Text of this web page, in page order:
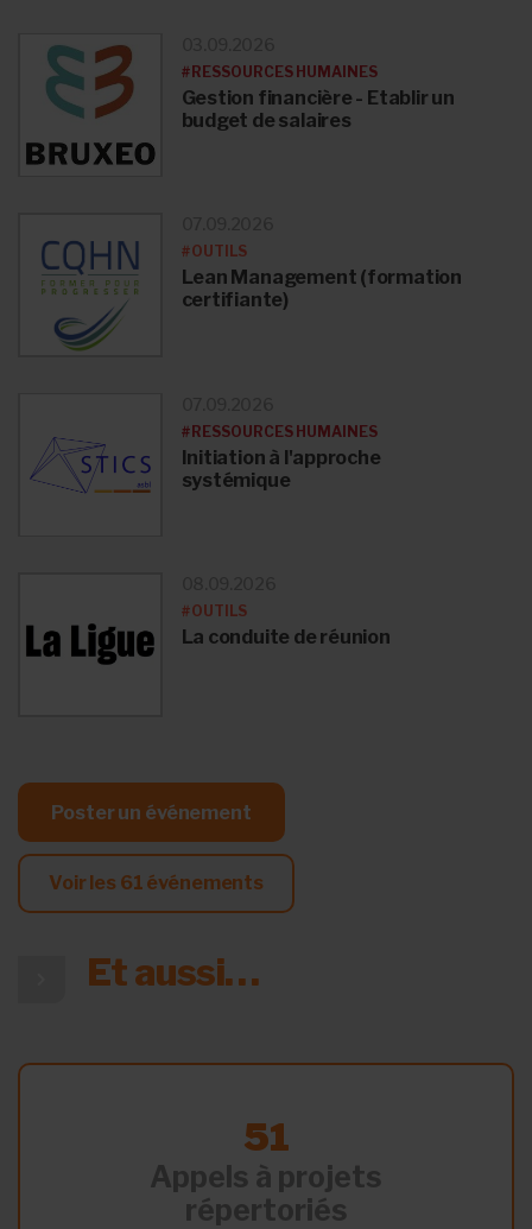
#RESSOURCES HUMAINES
Gestion financière - Etablir un
budget de salaires
#OUTILS
Lean Management (formation
certifiante)
#RESSOURCES HUMAINES
Initiation à l'approche
systémique
#OUTILS
La conduite de réunion
Poster un événement
Voir les 61 événements
Et aussi…
51
Appels à projets
répertoriés